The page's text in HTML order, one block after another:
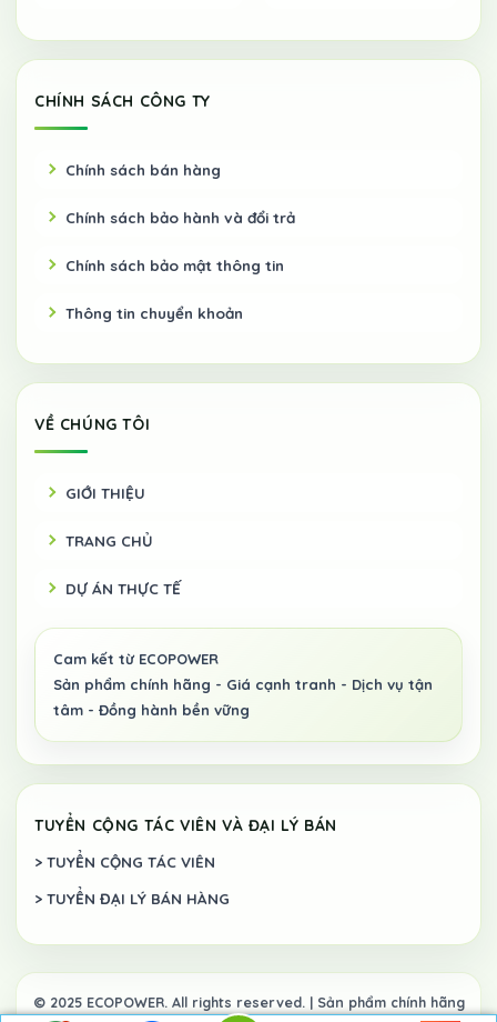
CHÍNH SÁCH CÔNG TY
Chính sách bán hàng
Chính sách bảo hành và đổi trả
Chính sách bảo mật thông tin
Thông tin chuyển khoản
VỀ CHÚNG TÔI
GIỚI THIỆU
TRANG CHỦ
DỰ ÁN THỰC TẾ
TUYỂN CỘNG TÁC VIÊN VÀ ĐẠI LÝ BÁN
> TUYỂN CỘNG TÁC VIÊN
> TUYỂN ĐẠI LÝ BÁN HÀNG